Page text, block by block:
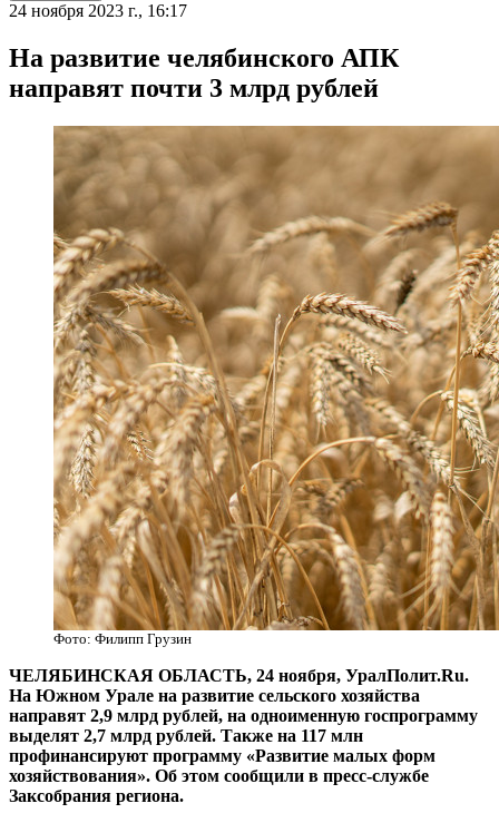
24 ноября 2023 г., 16:17
На развитие челябинского АПК
направят почти 3 млрд рублей
Фото: Филипп Грузин
ЧЕЛЯБИНСКАЯ ОБЛАСТЬ, 24 ноября, УралПолит.Ru.
На Южном Урале на развитие сельского хозяйства
направят 2,9 млрд рублей, на одноименную госпрограмму
выделят 2,7 млрд рублей. Также на 117 млн
профинансируют программу «Развитие малых форм
хозяйствования». Об этом сообщили в пресс-службе
Заксобрания региона.